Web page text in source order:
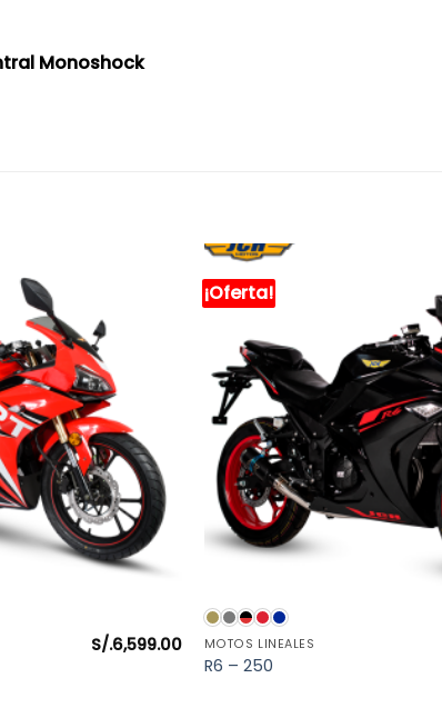
Monoshock
S/.6,599.00
¡Oferta!
MOTOS LINEALES
R6 – 250